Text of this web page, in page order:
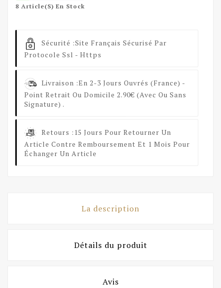
8 Article(s) En Stock
Sécurité :Site Français Sécurisé Par
Protocole Ssl - Https
Livraison :En 2-3 Jours Ouvrés (France) -
Point Retrait Ou Domicile 2.90€ (avec Ou Sans
Signature) .
Retours : 15 Jours Pour Retourner Un
Article Contre Remboursement Et 1 Mois Pour
Échanger Un Article
La description
Détails du produit
Avis